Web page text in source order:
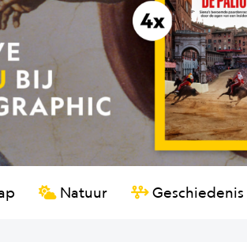
Natuur Geschiedenis